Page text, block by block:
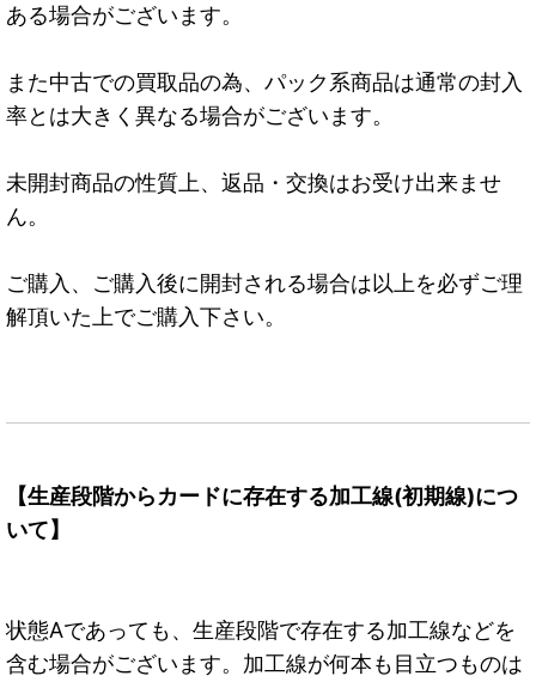
ある場合がございます。
また中古での買取品の為、パック系商品は通常の封入
率とは大きく異なる場合がございます。
未開封商品の性質上、返品・交換はお受け出来ませ
ん。
ご購入、ご購入後に開封される場合は以上を必ずご理
解頂いた上でご購入下さい。
【生産段階からカードに存在する加工線(初期線)につ
いて】
状態Aであっても、生産段階で存在する加工線などを
含む場合がございます。加工線が何本も目立つものは